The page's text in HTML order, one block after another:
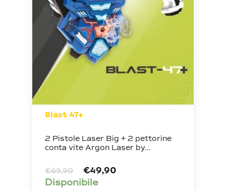
Blast 47+
2 Pistole Laser Big + 2 pettorine
conta vite Argon Laser by…
€69,90
Il
prezzo
€49,90
Disponibile